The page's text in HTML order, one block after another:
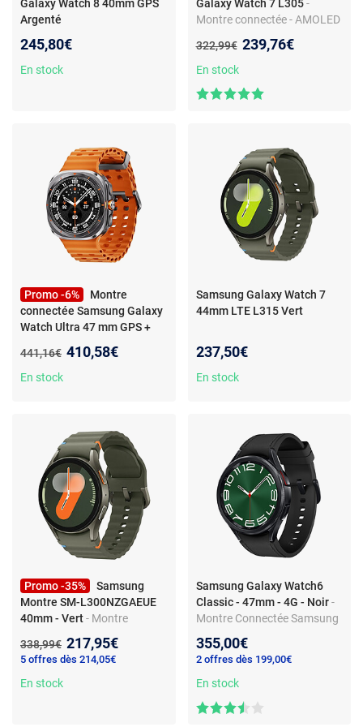
Galaxy Watch 8 40mm GPS
Argenté
245,80€
En stock
Galaxy Watch 7 L305 -
Montre connectée - AMOLED
Vert - RAM 2GB
Ancien prix :
322,99€ Nouveau prix :
239,76€
En stock
Promo -6%
Montre
connectée Samsung Galaxy
Watch Ultra 47 mm GPS +
Ancien prix :
441,16€ Nouveau prix :
410,58€
En stock
Samsung Galaxy Watch 7
44mm LTE L315 Vert
237,50€
En stock
Promo -35%
Samsung
Montre SM-L300NZGAEUE
40mm - Vert- Montre
pouces - Bluetooth 5.3 - GPS
- Wi-Fi - Étanche IP68
Ancien prix :
338,99€ Nouveau prix :
217,95€
5 offres dès 214,05€
En stock
Samsung Galaxy Watch6
Classic - 47mm - 4G - Noir -
Montre Connectée Samsung
Ecran Tactile 1.47" super
AMOLED - Batterie 300 mAh -
Charge rapide sans fil -
Fonctionnalités sport et
santé avancées -
355,00€
2 offres dès 199,00€
En stock